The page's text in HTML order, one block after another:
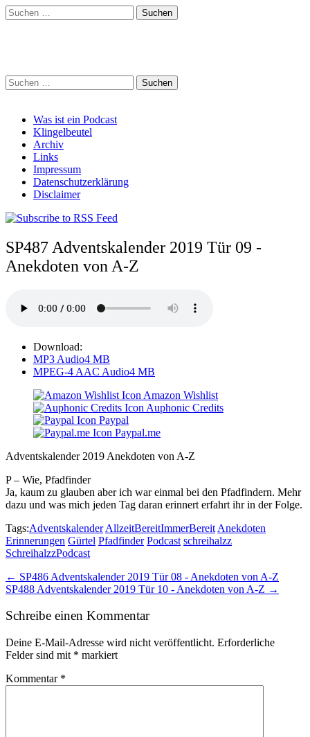
Suchen
nach:
Suchen
nach:
Main
menu
Skip
content
Was ist ein Podcast
Klingelbeutel
Archiv
Links
Impressum
Datenschutzerklärung
Disclaimer
SP487 Adventskalender 2019 Tür 09 -
Anekdoten von A-Z
Download:
MP3 Audio4 MB
MPEG-4 AAC Audio4 MB
Amazon Wishlist
Auphonic Credits
Paypal
Paypal.me
Adventskalender 2019 Anekdoten von A-Z
P – Wie, Pfadfinder
Ja, kaum zu glauben aber ich war einmal bei den Pfadfindern. Mehr
dazu und was mich jeden Tag daran erinnert erfahrt ihr in der Folge.
Tags:Adventskalender AllzeitBereitImmerBereit Anekdoten
Erinnerungen Gürtel Pfadfinder Podcast schreihalzz
SchreihalzzPodcast
Post
navigation
← SP486 Adventskalender 2019 Tür 08 - Anekdoten von A-Z
SP488 Adventskalender 2019 Tür 10 - Anekdoten von A-Z →
Schreibe einen Kommentar
Deine E-Mail-Adresse wird nicht veröffentlicht. Erforderliche
Felder sind mit * markiert
Kommentar *